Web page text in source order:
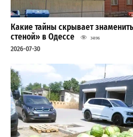
Какие тайны скрывает
стеной» в Одессе
34196
2026-07-30